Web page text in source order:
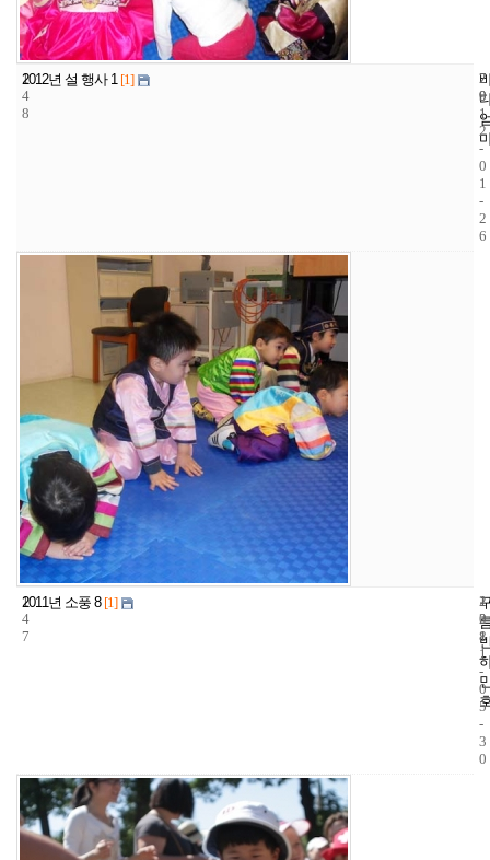
1
4
8
2012년 설 행사 1 [1]
7
9
2
0
1
2
-
0
1
-
2
6
1
4
7
2011년 소풍 8 [1]
1
2
8
2
0
1
1
-
0
5
-
3
0